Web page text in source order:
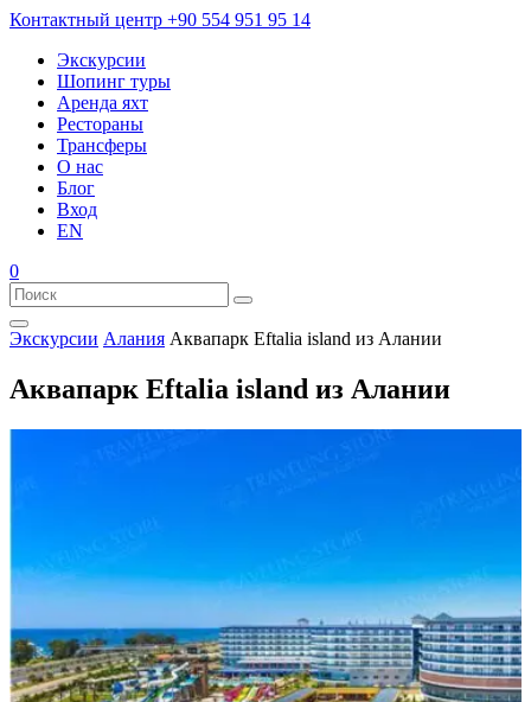
Контактный центр +90 554 951 95 14
Экскурсии
Шопинг туры
Аренда яхт
Рестораны
Трансферы
О нас
Блог
Вход
EN
0
Экскурсии Алания Аквапарк Eftalia island из Алании
Аквапарк Eftalia island из Алании